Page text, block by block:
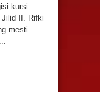
kursi
Jilid II. Rifki
mesti